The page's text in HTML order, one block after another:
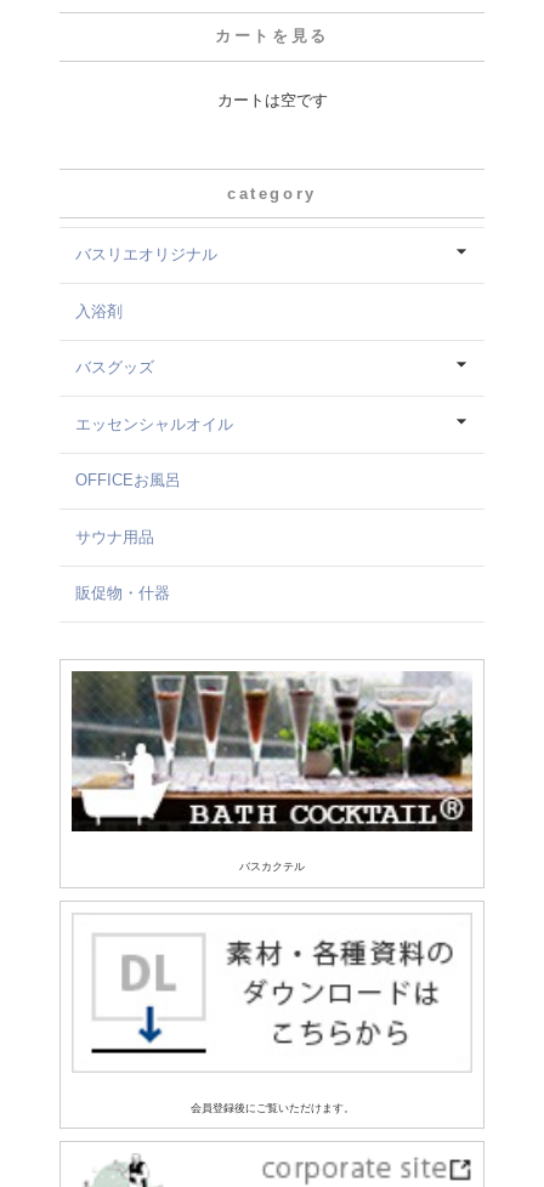
カートを見る
カートは空です
category
バスリエオリジナル
入浴剤
バスグッズ
エッセンシャルオイル
OFFICEお風呂
サウナ用品
販促物・什器
バスカクテル
会員登録後にご覧いただけます。